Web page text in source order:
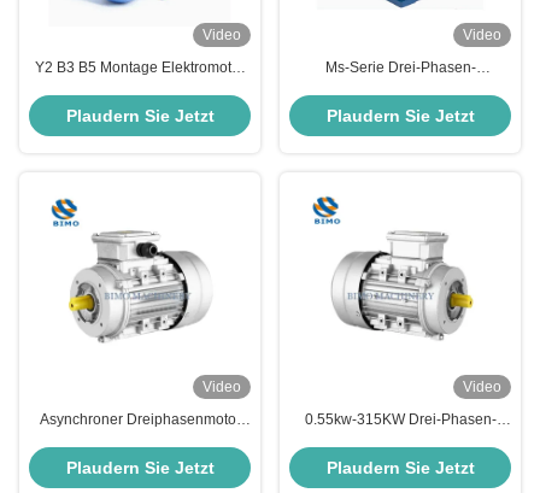
Video
Y2 B3 B5 Montage Elektromotor
Elektromotor 2 Pole 4 Pole
Plaudern Sie Jetzt
Video
Ms-Serie Drei-Phasen-
Wechselstrom-Induktions-
Elektromotor
Plaudern Sie Jetzt
Video
Asynchroner Dreiphasenmotor
Luftkompressor
Plaudern Sie Jetzt
Video
0.55kw-315KW Drei-Phasen-
Pole 8 Pole IP54
Plaudern Sie Jetzt